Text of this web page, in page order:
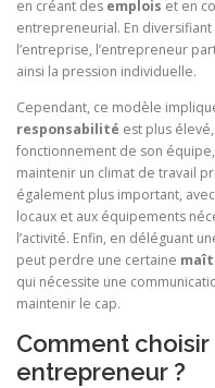
en créant des emplois et en
entrepreneurial. En
l’entreprise, l’entrepreneur
ainsi la pression individuelle.
Cependant, ce modèle
responsabilité est plus
fonctionnement de son
maintenir un climat de travail
également plus important,
locaux et aux équipements
l’activité. Enfin, en déléguant
peut perdre une certaine
qui nécessite une
maintenir le cap.
Comment
entrepreneur ?